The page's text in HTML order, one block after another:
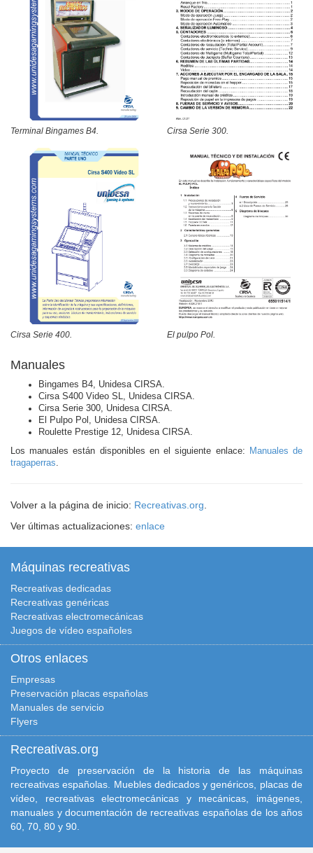
Terminal Bingames B4. Cirsa Serie 300.
Cirsa Serie 400. El pulpo Pol.
Manuales
Bingames B4, Unidesa CIRSA.
Cirsa S400 Video SL, Unidesa CIRSA.
Cirsa Serie 300, Unidesa CIRSA.
El Pulpo Pol, Unidesa CIRSA.
Roulette Prestige 12, Unidesa CIRSA.
Los manuales están disponibles en el siguiente enlace:
Manuales de
tragaperras.
Volver a la página de inicio: Recreativas.org.
Ver últimas actualizaciones: enlace
Máquinas recreativas
Recreativas dedicadas
Recreativas genéricas
Recreativas electromecánicas
Juegos de vídeo españoles
Otros enlaces
Empresas
Preservación placas españolas
Manuales de servicio
Flyers
Recreativas.org
Proyecto de preservación de la historia de las máquinas
recreativas españolas. Muebles dedicados y genéricos, placas de
vídeo, recreativas electromecánicas y mecánicas, imágenes,
manuales y documentación de recreativas españolas de los años
60, 70, 80 y 90.